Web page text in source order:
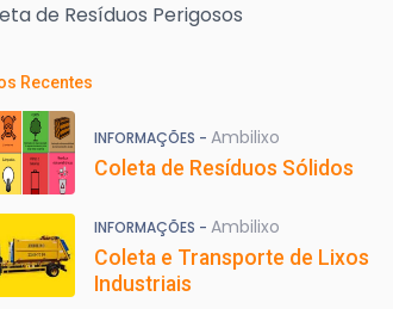
de Resíduos Perigosos
Recentes
INFORMAÇÕES - Ambilixo
Coleta de Resíduos Sólidos
INFORMAÇÕES - Ambilixo
Coleta e Transporte de Lixos
Industriais